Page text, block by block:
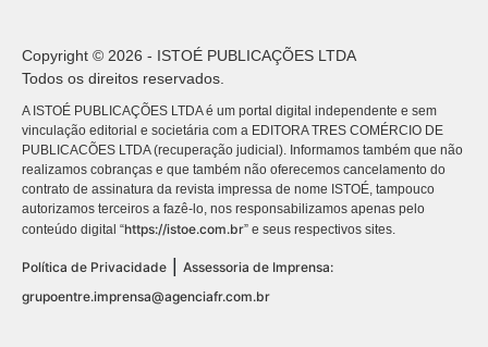
Copyright © 2026 - ISTOÉ PUBLICAÇÕES LTDA
Todos os direitos reservados.
A ISTOÉ PUBLICAÇÕES LTDA é um portal digital independente e sem
vinculação editorial e societária com a EDITORA TRES COMÉRCIO DE
PUBLICACÕES LTDA (recuperação judicial). Informamos também que não
realizamos cobranças e que também não oferecemos cancelamento do
contrato de assinatura da revista impressa de nome ISTOÉ, tampouco
autorizamos terceiros a fazê-lo, nos responsabilizamos apenas pelo
conteúdo digital “https://istoe.com.br” e seus respectivos sites.
Política de Privacidade
Assessoria de Imprensa:
grupoentre.imprensa@agenciafr.com.br